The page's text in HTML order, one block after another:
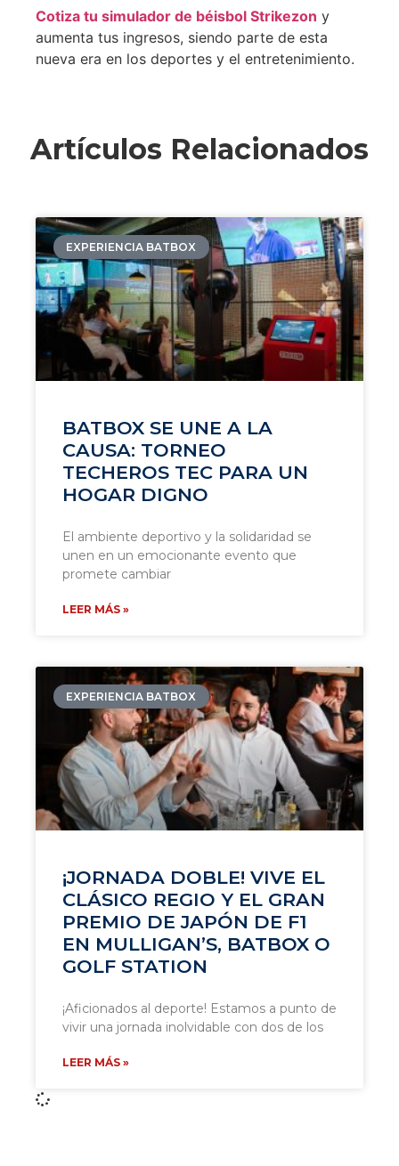
Cotiza tu simulador de béisbol Strikezon y
aumenta tus ingresos, siendo parte de esta
nueva era en los deportes y el entretenimiento.
Artículos Relacionados
EXPERIENCIA BATBOX
BATBOX SE UNE A LA
CAUSA: TORNEO
TECHEROS TEC PARA UN
HOGAR DIGNO
El ambiente deportivo y la solidaridad se
unen en un emocionante evento que
promete cambiar
LEER MÁS »
EXPERIENCIA BATBOX
¡JORNADA DOBLE! VIVE EL
CLÁSICO REGIO Y EL GRAN
PREMIO DE JAPÓN DE F1
EN MULLIGAN’S, BATBOX O
GOLF STATION
¡Aficionados al deporte! Estamos a punto de
vivir una jornada inolvidable con dos de los
LEER MÁS »